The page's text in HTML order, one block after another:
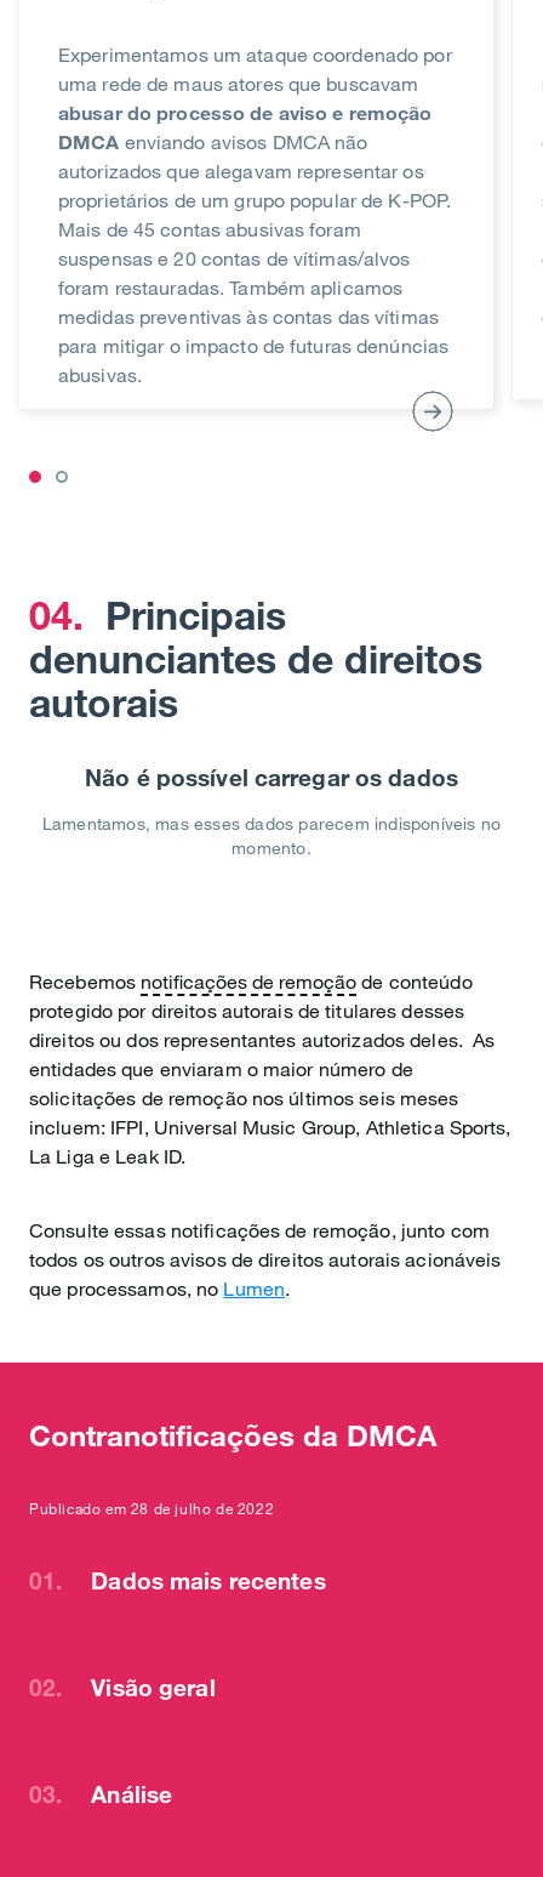
Experimentamos um ataque coordenado por
uma rede de maus atores que buscavam
abusar do processo de aviso e remoção
DMCA enviando avisos DMCA não
autorizados que alegavam representar os
proprietários de um grupo popular de K-POP.
Mais de 45 contas abusivas foram
suspensas e 20 contas de vítimas/alvos
foram restauradas. Também aplicamos
medidas preventivas às contas das vítimas
para mitigar o impacto de futuras denúncias
abusivas.
04. Principais
denunciantes de direitos
autorais
Não é possível carregar os dados
Lamentamos, mas esses dados parecem indisponíveis no
momento.
Recebemos notificações de remoção de conteúdo
protegido por direitos autorais de titulares desses
direitos ou dos representantes autorizados deles. As
entidades que enviaram o maior número de
solicitações de remoção nos últimos seis meses
incluem: IFPI, Universal Music Group, Athletica Sports,
La Liga e Leak ID.
Consulte essas notificações de remoção, junto com
todos os outros avisos de direitos autorais acionáveis
que processamos, no Lumen.
Contranotificações da DMCA
Publicado em 28 de julho de 2022
01. Dados mais recentes
02. Visão geral
03. Análise